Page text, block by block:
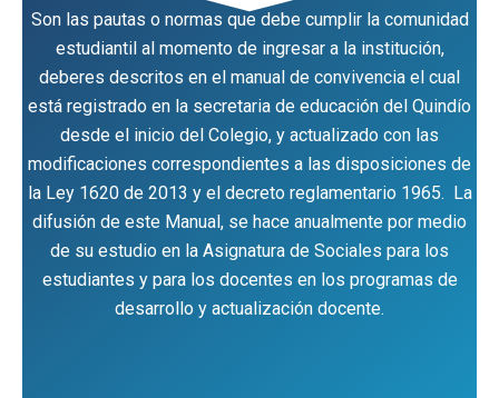
Son las pautas o normas que debe cumplir la comunidad
estudiantil al momento de ingresar a la institución,
deberes descritos en el manual de convivencia el cual
está registrado en la secretaria de educación del Quindío
desde el inicio del Colegio, y actualizado con las
modificaciones correspondientes a las disposiciones de
la Ley 1620 de 2013 y el decreto reglamentario 1965. La
difusión de este Manual, se hace anualmente por medio
de su estudio en la Asignatura de Sociales para los
estudiantes y para los docentes en los programas de
desarrollo y actualización docente.